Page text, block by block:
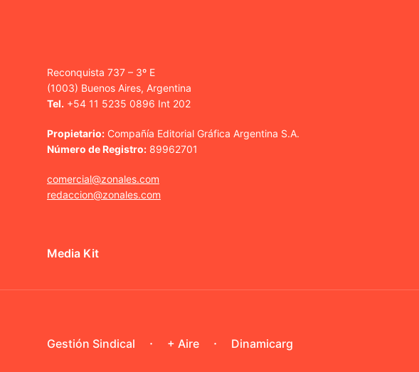
Reconquista 737 – 3º E
(1003) Buenos Aires, Argentina
Tel. +54 11 5235 0896 Int 202
Propietario: Compañía Editorial Gráfica Argentina S.A.
Número de Registro: 89962701
comercial@zonales.com
redaccion@zonales.com
Media Kit
Gestión Sindical + Aire Dinamicarg